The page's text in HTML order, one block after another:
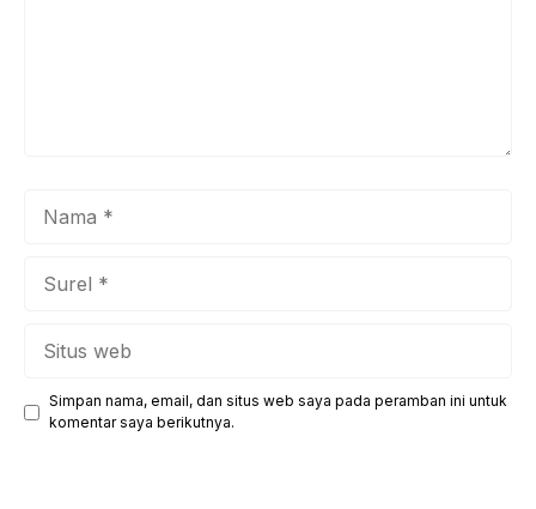
Simpan nama, email, dan situs web saya pada peramban ini untuk
komentar saya berikutnya.